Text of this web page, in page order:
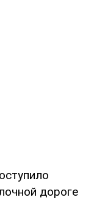
дороге